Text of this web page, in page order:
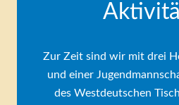
Zur Zeit sind wir mit drei
und einer
des Westdeutschen